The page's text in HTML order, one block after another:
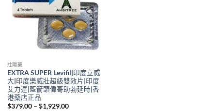
壯陽藥
EXTRA SUPER Levifil|印度立威
大|印度樂威壯超級雙效片|印度
艾力達|藍箭頭偉哥助勃延時|香
港藥店正品
$379.00 – $1,929.00Price